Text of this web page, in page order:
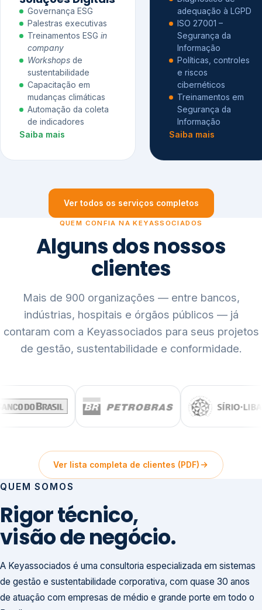
Governança ESG
Palestras executivas
Treinamentos ESG in
company
Workshops de
sustentabilidade
Capacitação em
mudanças climáticas
Automação da coleta
de indicadores
Saiba mais
adequação à LGPD
ISO 27001 –
Segurança da
Informação
Políticas, controles
e riscos
cibernéticos
Treinamentos em
Segurança da
Informação
Saiba mais
Ver todos os serviços completos
QUEM CONFIA NA KEYASSOCIADOS
Alguns dos nossos
clientes
Mais de 900 organizações — entre bancos,
indústrias, hospitais e órgãos públicos — já
contaram com a Keyassociados para seus projetos
de gestão, sustentabilidade e conformidade.
Ver lista completa de clientes (PDF)
QUEM SOMOS
Rigor técnico,
visão de negócio.
A Keyassociados é uma consultoria especializada em sistemas
de gestão e sustentabilidade corporativa, com quase 30 anos
de atuação com empresas de médio e grande porte em todo o